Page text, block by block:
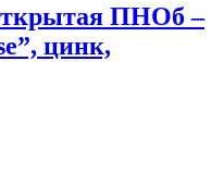
ПНОб –
цинк,